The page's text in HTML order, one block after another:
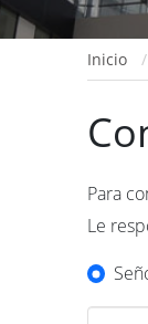
Inicio
Para
Le